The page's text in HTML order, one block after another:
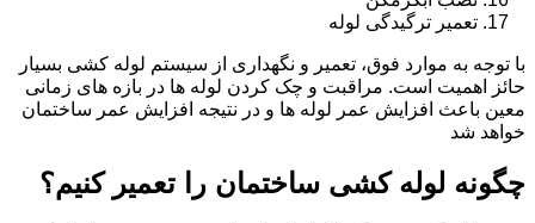
تعمیر ترگیدگی لوله
با توجه به موارد فوق، تعمیر و نگهداری از سیستم لوله کشی بسیار
حائز اهمیت است. مراقبت و چک کردن لوله ها در بازه های زمانی
معین باعث افزایش عمر لوله ها و در نتیجه افزایش عمر ساختمان
خواهد شد
چگونه لوله کشی ساختمان را تعمیر کنیم؟